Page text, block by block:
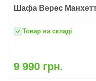
Шафа Верес
Товар на складі
9 990 грн.